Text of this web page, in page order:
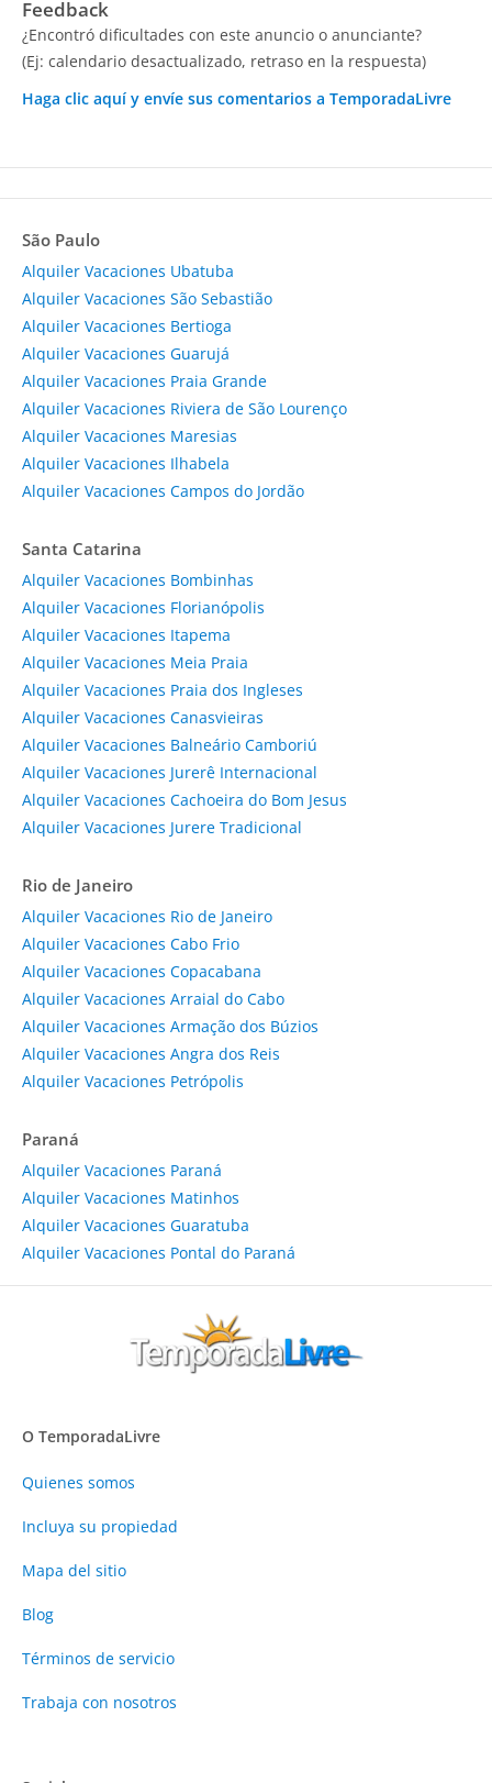
Feedback
¿Encontró dificultades con este anuncio o anunciante?
(Ej: calendario desactualizado, retraso en la respuesta)
Haga clic aquí y envíe sus comentarios a TemporadaLivre
São Paulo
Alquiler Vacaciones Ubatuba
Alquiler Vacaciones São Sebastião
Alquiler Vacaciones Bertioga
Alquiler Vacaciones Guarujá
Alquiler Vacaciones Praia Grande
Alquiler Vacaciones Riviera de São Lourenço
Alquiler Vacaciones Maresias
Alquiler Vacaciones Ilhabela
Alquiler Vacaciones Campos do Jordão
Santa Catarina
Alquiler Vacaciones Bombinhas
Alquiler Vacaciones Florianópolis
Alquiler Vacaciones Itapema
Alquiler Vacaciones Meia Praia
Alquiler Vacaciones Praia dos Ingleses
Alquiler Vacaciones Canasvieiras
Alquiler Vacaciones Balneário Camboriú
Alquiler Vacaciones Jurerê Internacional
Alquiler Vacaciones Cachoeira do Bom Jesus
Alquiler Vacaciones Jurere Tradicional
Rio de Janeiro
Alquiler Vacaciones Rio de Janeiro
Alquiler Vacaciones Cabo Frio
Alquiler Vacaciones Copacabana
Alquiler Vacaciones Arraial do Cabo
Alquiler Vacaciones Armação dos Búzios
Alquiler Vacaciones Angra dos Reis
Alquiler Vacaciones Petrópolis
Paraná
Alquiler Vacaciones Paraná
Alquiler Vacaciones Matinhos
Alquiler Vacaciones Guaratuba
Alquiler Vacaciones Pontal do Paraná
O TemporadaLivre
Quienes somos
Incluya su propiedad
Mapa del sitio
Blog
Términos de servicio
Trabaja con nosotros